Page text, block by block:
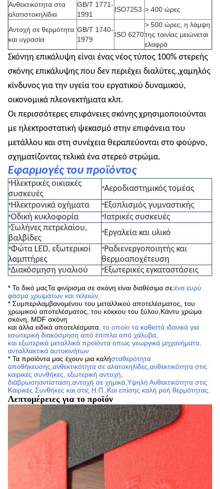
Ανθεκτικότητα στα
αλατιστοκηλίδια
GB/T 1771-
1991
ISO7253 > 400 ώρες
Αντοχή σε θερμότητα
και υγρασία
GB/T 1740-
1979
ISO 6270
> 500 ώρες, η λάμψη
της ταινίας μειώνεται
ελαφρά
Σκόνηη επικάλυψη είναι ένας νέος τύπος 100% στερεής
σκόνης επικάλυψης που δεν περιέχει διαλύτες.,χαμηλός
κίνδυνος για την υγεία του εργατικού δυναμικού,
οικονομικά πλεονεκτήματα κλπ.
Οι περισσότερες επιφάνειες σκόνης χρησιμοποιούνται
με ηλεκτροστατική ψεκασμό στην επιφάνεια του
μετάλλου και στη συνέχεια θεραπεύονται στο φούρνο,
σχηματίζοντας τελικά ένα στερεό στρώμα.
Εφαρμογές του προϊόντος
*Ηλεκτρικές οικιακές
συσκευές
*Αεροδιαστημικός τομέας
*Ηλεκτρονικά οχήματα *Εξοπλισμός γυμναστικής
*Οδική κυκλοφορία *Ιατρικές συσκευές
*Σωλήνες πετρελαίου,
βαλβίδες
*Εργαλεία και υλικό
*Φώτα LED, εξωτερικοί
λαμπτήρες
*Ραδιενεργοποιητής και
θερμοαποχέτευση
*Διακόσμηση γυαλιού *Εξωτερικές εγκαταστάσεις
* Το δικό μαςΤα φινίρισμα σε σκόνη είναι διαθέσιμα σε:ένα ευρύ
φάσμα χρωμάτων και τελειών
* Συμπεριλαμβανομένου του μεταλλικού αποτελέσματος, του
χρωμικού αποτελέσματος, του κόκκου του ξύλου, Κάντυ χρώμα
σκόνη, MDF σκόνη
και άλλα ειδικά αποτελέσματα , το οποίο τα καθιστά ιδανικά για
εσωτερική διακόσμηση από έπιπλα από χάλυβα,
και εξωτερικά μεταλλικά προϊόντα όπως γεωργικά μηχανήματα,
ανταλλακτικά αυτοκινήτων
* Τα προϊόντα μας έχουν μια καλήσταθερότητα
αποθήκευσης ανθεκτικότητα σε αλατοκηλίδες, ανθεκτικότητα στις
καιρικές συνθήκες, εξωτερική αντοχή,
διάβρωσηαντίσταση, αντοχή σε χημικά, Υψηλή Ανθεκτικότητα στις
Καιρικές Συνθήκες και στις Η.Π.
Και επίσης καλή ροή θερμότητας.
Λεπτομέρειες για το προϊόν